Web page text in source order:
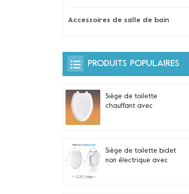
Accessoires de salle de bain
PRODUITS POPULAIRES
Siège de toilette
chauffant avec
V
Siège de toilette bidet
non électrique avec